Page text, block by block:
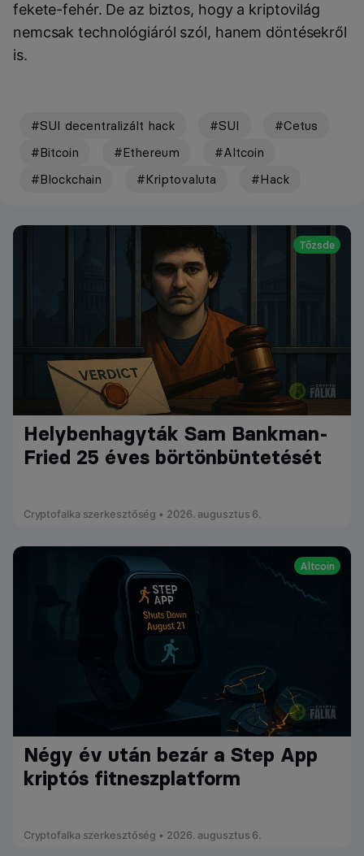
fekete-fehér. De az biztos, hogy a kriptovilág
nemcsak technológiáról szól, hanem döntésekről
is.
#SUI decentralizált hack #SUI
#Cetus
#Bitcoin
#Ethereum
#Altcoin
#Blockchain
#Kriptovaluta #Hack
Tőzsde
Helybenhagyták Sam Bankman-
Fried 25 éves börtönbüntetését
Cryptofalka szerkesztőség • 2026. augusztus 6.
Altcoin
Négy év után bezár a Step App
kriptós fitneszplatform
Cryptofalka szerkesztőség • 2026. augusztus 6.